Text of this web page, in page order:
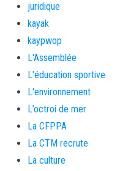
juridique
kayak
kaypwop
L'Assemblée
L'éducation sportive
L'environnement
L’octroi de mer
La CFPPA
La CTM recrute
La culture